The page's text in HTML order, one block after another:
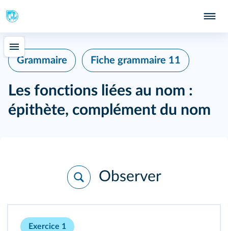
Grammaire Fiche grammaire 11
Les fonctions liées au nom :
épithète, complément du nom
Observer
Exercice 1